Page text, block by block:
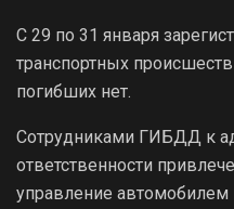
С 29 по 31 января
транспортных
погибших нет.
Сотрудниками ГИБДД к
ответственности
управление автомобилем